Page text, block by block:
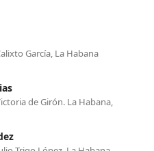
García, La Habana
de Girón. La Habana,